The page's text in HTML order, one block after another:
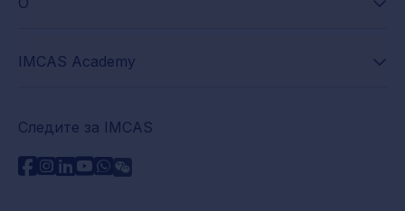
IMCAS Academy
Следите за IMCAS